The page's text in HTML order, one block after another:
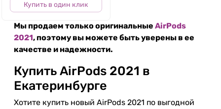
Купить в один клик
Мы продаем только оригинальные AirPods
2021, поэтому вы можете быть уверены в ее
качестве и надежности.
Купить AirPods 2021 в
Екатеринбурге
Хотите купить новый AirPods 2021 по выгодной